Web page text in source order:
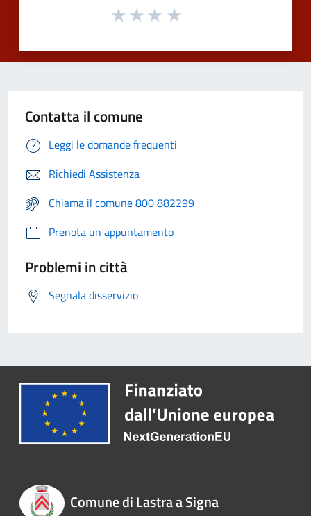
Contatta il comune
Leggi le domande frequenti
Richiedi Assistenza
Chiama il comune 800 882299
Prenota un appuntamento
Problemi in città
Segnala disservizio
Comune di Lastra a Signa